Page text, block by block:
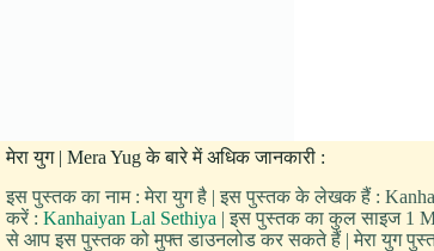
मेरा युग | Mera Yug के बारे में अधिक जानकारी :
इस पुस्तक का नाम : मेरा युग है | इस पुस्तक के लेखक हैं :
करें : Kanhaiyan Lal Sethiya | इस पुस्तक का कुल साइज 1
से आप इस पुस्तक को मुफ्त डाउनलोड कर सकते हैं | मेरा युग